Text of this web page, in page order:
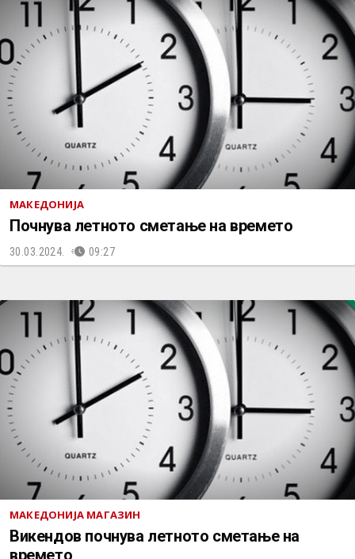
МАКЕДОНИЈА
Почнува летното сметање на времето
30.03.2024. 09:27
МАКЕДОНИЈА МАГАЗИН
Викендов почнува летното сметање на
времето